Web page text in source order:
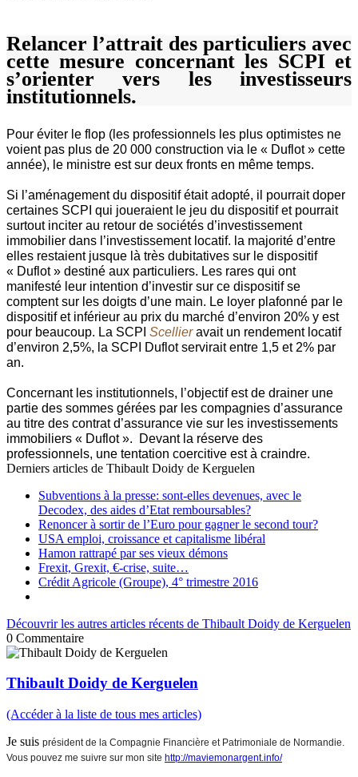
Relancer l’attrait des particuliers avec
cette mesure concernant les SCPI et
s’orienter vers les investisseurs
institutionnels.
Pour éviter le flop (les professionnels les plus optimistes ne
voient pas plus de 20 000 construction via le « Duflot » cette
année), le ministre est sur deux fronts en même temps.
Si l’aménagement du dispositif était adopté, il pourrait doper
certaines SCPI qui joueraient le jeu du dispositif etpourrait
surtout inciter au retour de sociétés d’investissement
immobilier dans l’investissement locatif. la majorité d’entre
elles restaient jusque là très dubitatives sur le dispositif
« Duflot » destiné aux particuliers. Les rares qui ont
manifesté leur intention d’investir sur ce dispositif se
comptent sur les doigts d’une main. Le loyer plafonné par le
dispositif et inférieur au prix du marché d’environ 20% y est
pour beaucoup. La SCPI Scellieravait un rendement locatif
d’environ 2,5%, la SCPI Duflot servirait entre 1,5 et 2% par
an.
Concernant les institutionnels, l’objectif est de drainer une
partie des sommes gérées par les compagnies d’assurance
au titre des contrat d’assurance vie sur les investissements
immobiliers « Duflot ». Devant la réserve des
professionnels, une tentation coercitive est à craindre.
Derniers articles de Thibault Doidy de Kerguelen
Subventions à la presse: sont-elles devenues, avec le
Decodex, des aides d’Etat remboursables?
Renoncer à sortir de l’Euro pour gagner le second tour?
USA emploi, croissance et capitalisme libéral
Hamon rattrapé par ses vieux démons
Frexit, Grexit, €-crise, suite…
Crédit Agricole (Groupe), 4° trimestre 2016
Découvrir les autres articles récents de Thibault Doidy de Kerguelen
0 Commentaire
Thibault Doidy de Kerguelen
(Accéder à la liste de tous mes articles)
Je suis président de la Compagnie Financière et Patrimoniale de Normandie.
Vous pouvez me suivre sur mon site http://maviemonargent.info/